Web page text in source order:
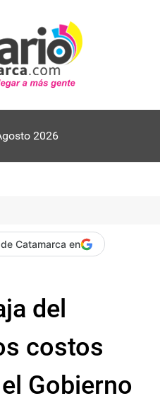
2026
Catamarca en
del
costos
Gobierno